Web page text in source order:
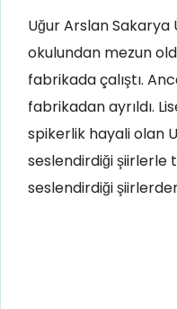
Uğur Arslan Sakarya
okulundan mezun
fabrikada çalıştı.
fabrikadan ayrıldı.
spikerlik hayali olan
seslendirdiği şiirlerle
seslendirdiği